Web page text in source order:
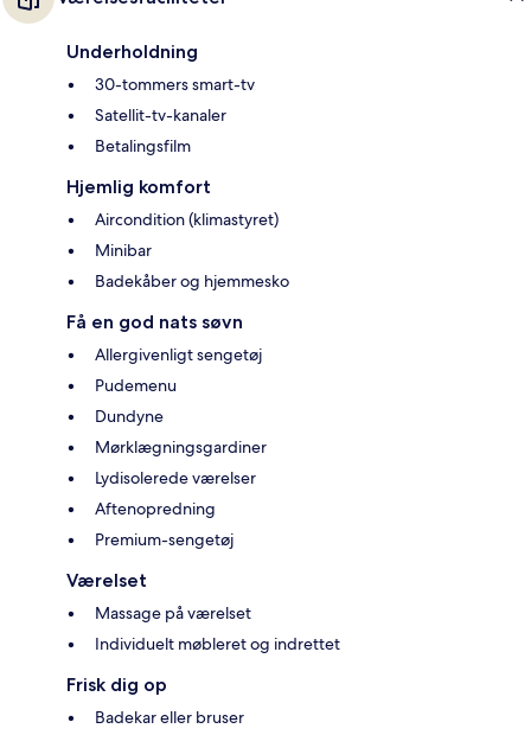
Underholdning
30-tommers smart-tv
Satellit-tv-kanaler
Betalingsfilm
Hjemlig komfort
Aircondition (klimastyret)
Minibar
Badekåber og hjemmesko
Få en god nats søvn
Allergivenligt sengetøj
Pudemenu
Dundyne
Mørklægningsgardiner
Lydisolerede værelser
Aftenopredning
Premium-sengetøj
Værelset
Massage på værelset
Individuelt møbleret og indrettet
Frisk dig op
Badekar eller bruser